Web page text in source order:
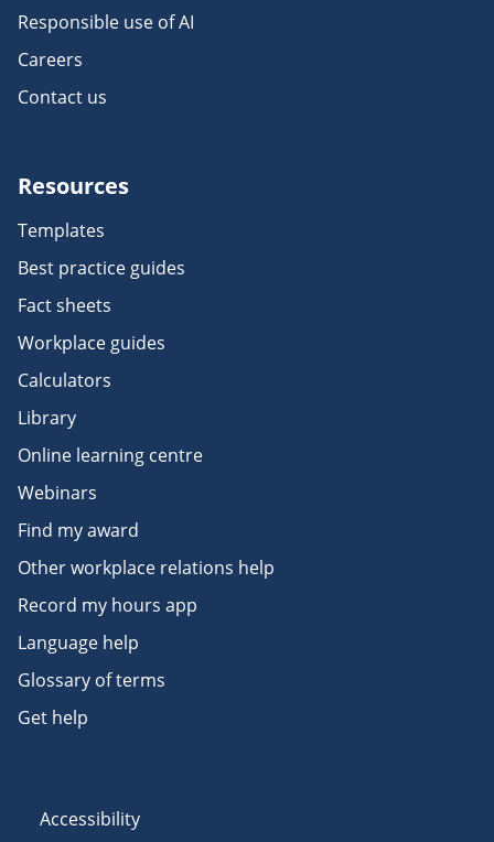
Responsible use of AI
Careers
Contact us
Resources
Templates
Best practice guides
Fact sheets
Workplace guides
Calculators
Library
Online learning centre
Webinars
Find my award
Other workplace relations help
Record my hours app
Language help
Glossary of terms
Get help
Accessibility